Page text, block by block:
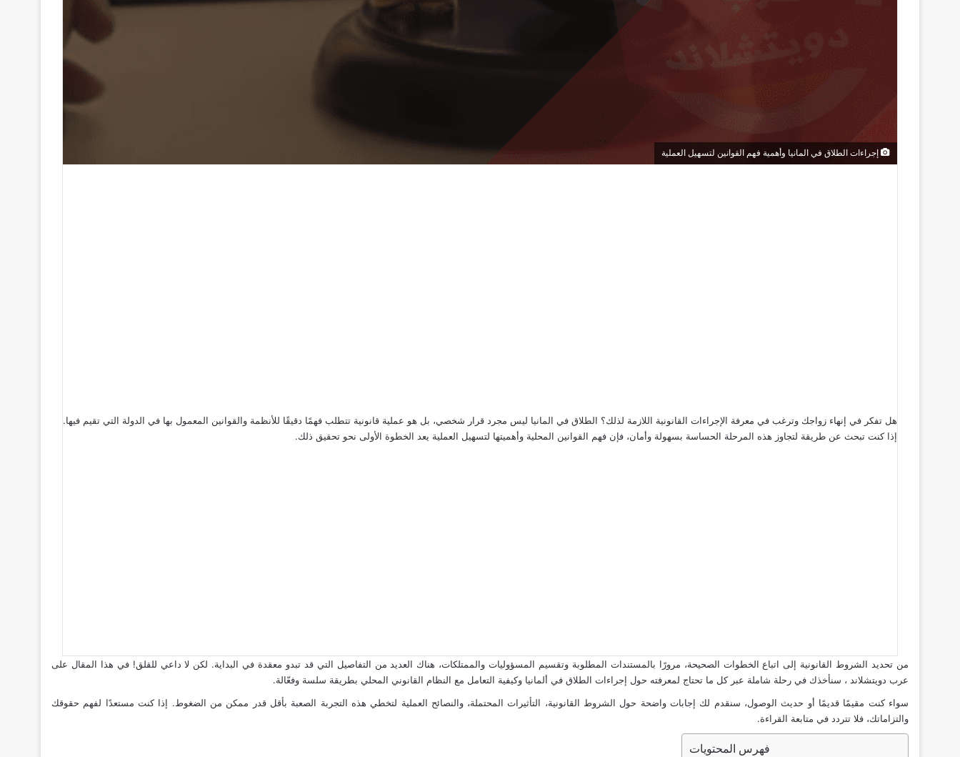
إجراءات الطلاق في المانيا وأهمية فهم القوانين لتسهيل العملية
هل تفكر في إنهاء زواجك وترغب في معرفة الإجراءات القانونية اللازمة لذلك؟ الطلاق في المانيا ليس مجرد قرار شخصي، بل هو عملية قانونية تتطلب فهمًا دقيقًا للأنظمة والقوانين المعمول بها في الدولة التي تقيم فيها.
إذا كنت تبحث عن طريقة لتجاوز هذه المرحلة الحساسة بسهولة وأمان، فإن فهم القوانين المحلية وأهميتها لتسهيل العملية يعد الخطوة الأولى نحو تحقيق ذلك.
من تحديد الشروط القانونية إلى اتباع الخطوات الصحيحة، مرورًا بالمستندات المطلوبة وتقسيم المسؤوليات والممتلكات، هناك العديد من التفاصيل التي قد تبدو معقدة في البداية. لكن لا داعي للقلق! في هذا المقال على
عرب دويتشلاند ، سنأخذك في رحلة شاملة عبر كل ما تحتاج لمعرفته حول إجراءات الطلاق في ألمانيا وكيفية التعامل مع النظام القانوني المحلي بطريقة سلسة وفعّالة.
سواء كنت مقيمًا قديمًا أو حديث الوصول، سنقدم لك إجابات واضحة حول الشروط القانونية، التأثيرات المحتملة، والنصائح العملية لتخطي هذه التجربة الصعبة بأقل قدر ممكن من الضغوط. إذا كنت مستعدًا لفهم حقوقك
والتزاماتك، فلا تتردد في متابعة القراءة.
فهرس المحتويات